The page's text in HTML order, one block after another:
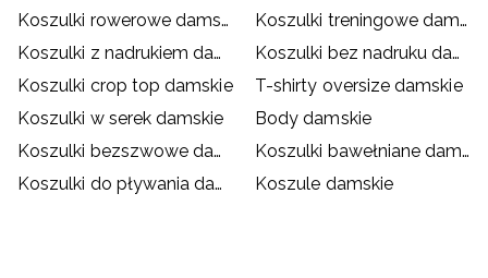
Koszulki rowerowe damskie
Koszulki treningowe damskie
Koszulki z nadrukiem damskie
Koszulki bez nadruku damskie
Koszulki crop top damskie
T-shirty oversize damskie
Koszulki w serek damskie
Body damskie
Koszulki bezszwowe damskie
Koszulki bawełniane damskie
Koszulki do pływania damskie
Koszule damskie